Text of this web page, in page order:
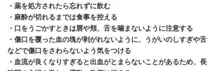
・薬を処方されたら忘れずに飲む
・麻酔が切れるまでは食事を控える
・口をうごかすときは唇や頬、舌を噛まないように注意する
・傷口を覆った血の塊が剥がれないように、うがいのしすぎや舌
などで傷口をさわらないよう気をつける
・血流が良くなりすぎると出血がとまらないことがあるため、長